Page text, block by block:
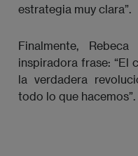
estrategia muy clara”.
Finalmente,
inspiradora frase: “El
la verdadera
todo lo que hacemos”.